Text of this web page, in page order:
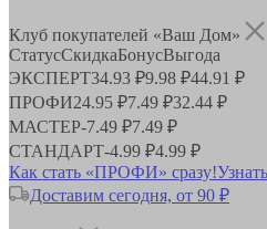
Клуб покупателей «Ваш Дом»
СтатусСкидкаБонусВыгода
ЭКСПЕРТ34.93 ₽9.98 ₽44.91 ₽
ПРОФИ24.95 ₽7.49 ₽32.44 ₽
МАСТЕР-7.49 ₽7.49 ₽
СТАНДАРТ-4.99 ₽4.99 ₽
Как стать «ПРОФИ» сразу!
Доставим сегодня, от 90 ₽